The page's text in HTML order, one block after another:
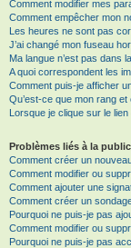
Comment modifier mes
Comment empêcher mon
Les heures ne sont pas
J’ai changé mon fuseau
Ma langue n’est pas dans
A quoi correspondent les
Comment puis-je afficher
Qu’est-ce que mon rang
Lorsque je clique sur le lien
Problèmes liés à la
Comment créer un
Comment modifier ou
Comment ajouter une
Comment créer un
Pourquoi ne puis-je pas
Comment modifier ou
Pourquoi ne puis-je pas